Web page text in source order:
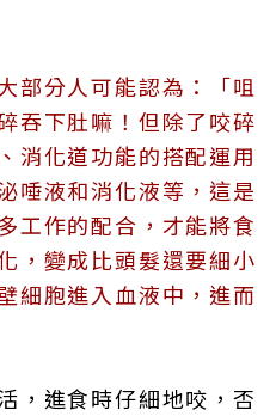
部分人可能認為：「咀
吞下肚嘛！但除了咬碎
消化道功能的搭配運用
唾液和消化液等，這是
工作的配合，才能將食
，變成比頭髮還要細小
細胞進入血液中，進而
，進食時仔細地咬，否